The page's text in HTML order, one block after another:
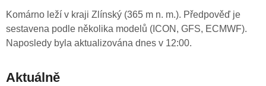
Komárno leží v kraji Zlínský (365 m n. m.). Předpověď je
sestavena podle několika modelů (ICON, GFS, ECMWF).
Naposledy byla aktualizována dnes v 12:00.
Aktuálně